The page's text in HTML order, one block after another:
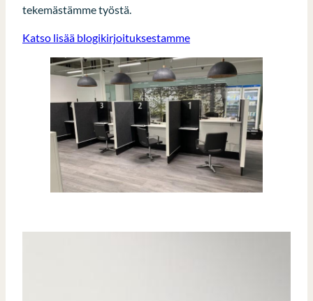
tekemästämme työstä.
Katso lisää blogikirjoituksestamme